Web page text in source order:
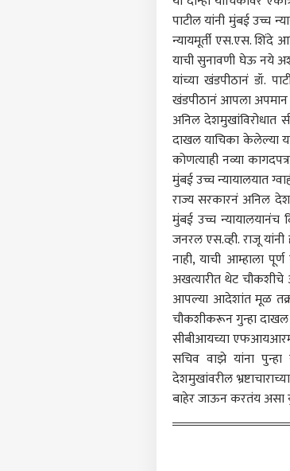
पाटील यांनी मुंबई उच्च
न्यायमूर्ती एस.एस. शिंदे
याची सुनावणी घेऊ नये
यांच्या खंडपीठानं डॉ.
खंडपीठानं आपला अपमान
अनिल देशमुखांविरोधात
दाखल याचिका केलेल्या
कोणत्याही नव्या
मुंबई उच्च न्यायालयात
राज्य सरकारनं अनिल
मुंबई उच्च
जनरल एस.व्ही. राजू
नाही, याची आम्हाला
अखत्यारीत थेट चौकशीचे
आपल्या आदेशांत मूळ
चौकशीकरून गुन्हा
सीबीआयच्या
सचिव वाझे यांना
देशमुखांवरील
बाहेर जाऊन करतंय असा
हॅलो गेस्ट
आमच्यासोबत जाहिरात
प्रायव्हसी पॉलिसी
संपर्क साधा
करिअर
फीडबॅक
आमच्याबद्दल
LOGIN